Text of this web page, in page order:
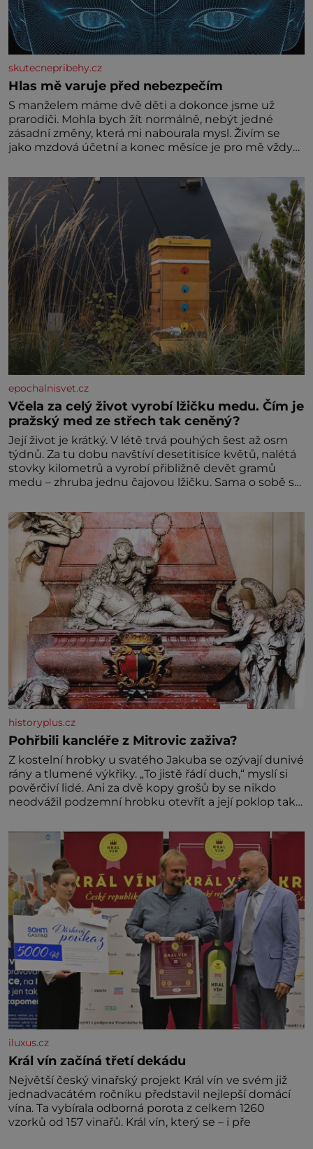
skutecnepribehy.cz
Hlas mě varuje před nebezpečím
S manželem máme dvě děti a dokonce jsme už
prarodiči. Mohla bych žít normálně, nebýt jedné
zásadní změny, která mi nabourala mysl. Živím se
jako mzdová účetní a konec měsíce je pro mě vždy
máme vnoučata, mi dcera čím dál častěji volá o
pomoc, co se hlídání týče. Dalo by se
epochalnisvet.cz
Včela za celý život vyrobí lžičku medu. Čím je
pražský med ze střech tak ceněný?
Její život je krátký. V létě trvá pouhých šest až osm
týdnů. Za tu dobu navštíví desetitisíce květů, nalétá
stovky kilometrů a vyrobí přibližně devět gramů
medu – zhruba jednu čajovou lžičku. Sama o sobě se
dalšími desítkami tisíc příslušnic svého včelstva,
vznikne jeden z nejdokonalejších organismů
historyplus.cz
Pohřbili kancléře z Mitrovic zaživa?
Z kostelní hrobky u svatého Jakuba se ozývají dunivé
rány a tlumené výkřiky. „To jistě řádí duch,“ myslí si
pověrčiví lidé. Ani za dvě kopy grošů by se nikdo
neodvážil podzemní hrobku otevřít a její poklop tak
divné burácení skutečně ustane. Když o mnoho let
později hrobku
iluxus.cz
Král vín začíná třetí dekádu
Největší český vinařský projekt Král vín ve svém již
jednadvacátém ročníku představil nejlepší domácí
vína. Ta vybírala odborná porota z celkem 1260
vzorků od 157 vinařů. Král vín, který se – i pře